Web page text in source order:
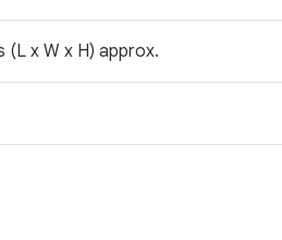
(L x W x H) approx.